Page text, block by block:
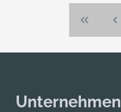
Unternehmen